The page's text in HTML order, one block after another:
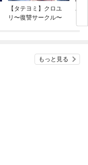
【タテヨミ】クロユ
リ〜復讐サークル〜
バ
今
もっと見る